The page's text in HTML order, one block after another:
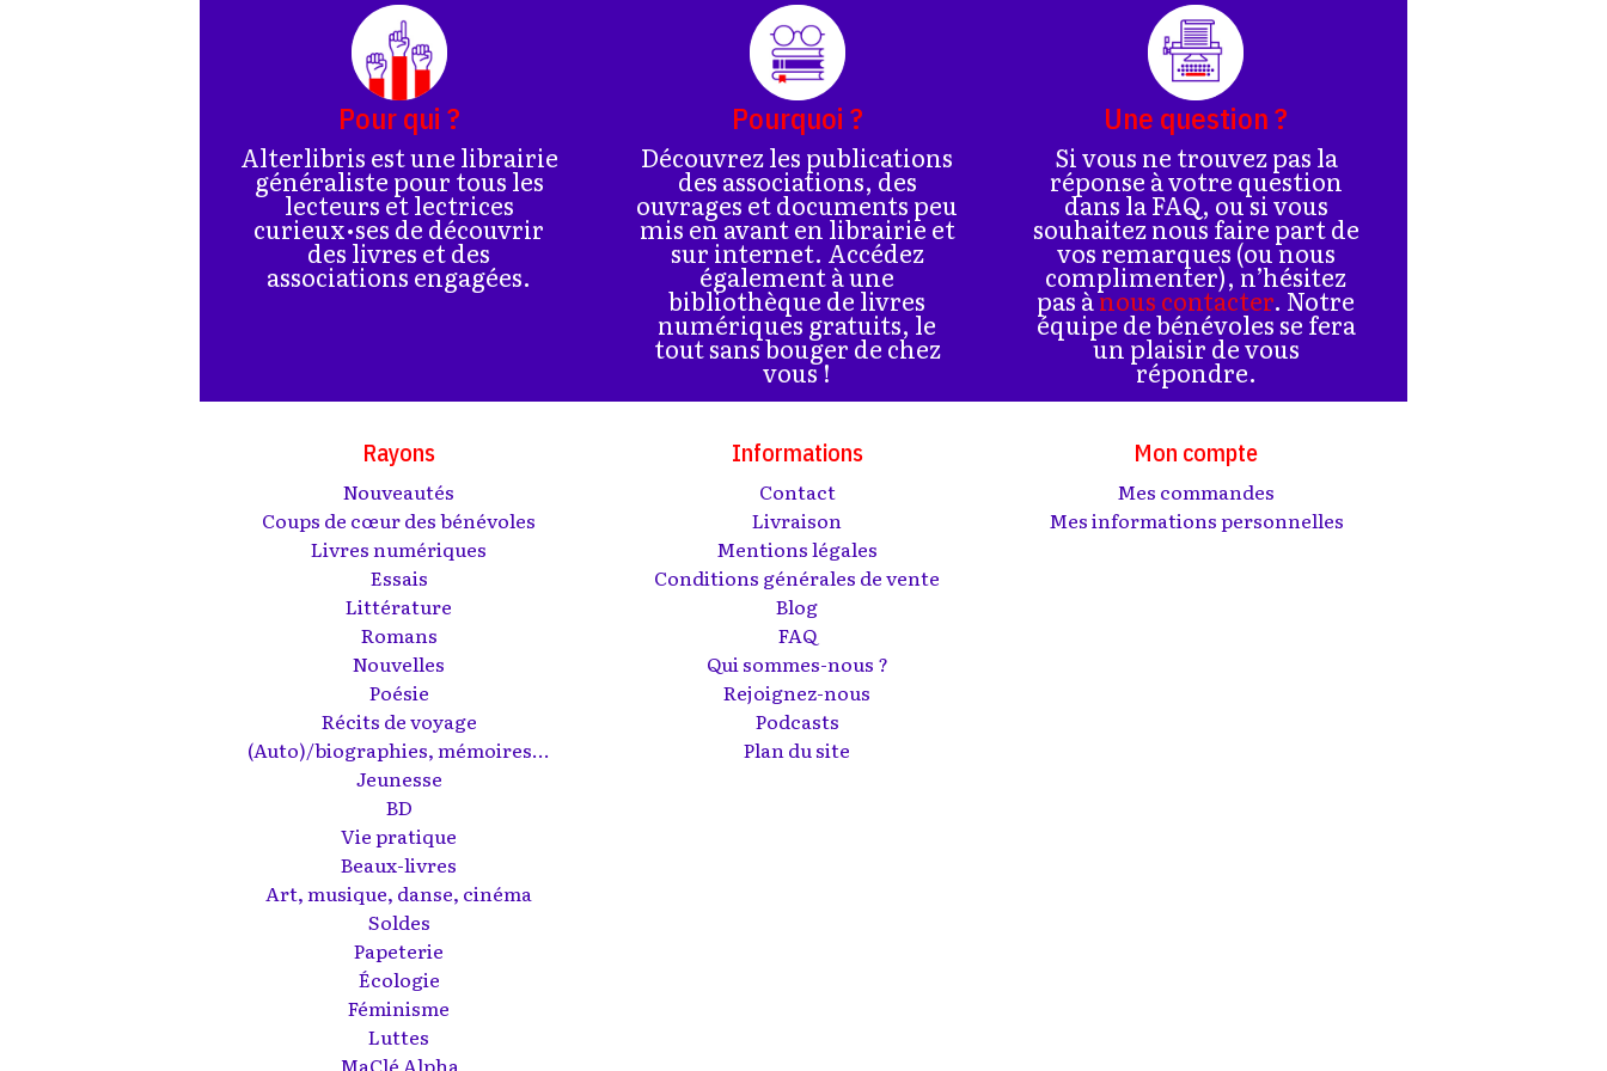
Pour qui ?
Alterlibris est une librairie
généraliste pour tous les
lecteurs et lectrices
curieux•ses de découvrir
des livres et des
associations engagées.
Pourquoi ?
Découvrez les publications
des associations, des
ouvrages et documents peu
mis en avant en librairie et
sur internet. Accédez
également à une
bibliothèque de livres
numériques gratuits, le
tout sans bouger de chez
vous !
Une question ?
Si vous ne trouvez pas la
réponse à votre question
dans la FAQ, ou si vous
souhaitez nous faire part de
vos remarques (ou nous
complimenter), n’hésitez
pas ànous contacter. Notre
équipe de bénévoles se fera
un plaisir de vous
répondre.
Rayons
Nouveautés
Coups de cœur des bénévoles
Livres numériques
Essais
Littérature
Romans
Nouvelles
Poésie
Récits de voyage
(Auto)/biographies, mémoires...
Jeunesse
BD
Vie pratique
Beaux-livres
Art, musique, danse, cinéma
Soldes
Papeterie
Écologie
Féminisme
Luttes
MaClé Alpha
Informations
Contact
Livraison
Mentions légales
Conditions générales de vente
Blog
FAQ
Qui sommes-nous ?
Rejoignez-nous
Podcasts
Plan du site
Mon compte
Mes commandes
Mes informations personnelles